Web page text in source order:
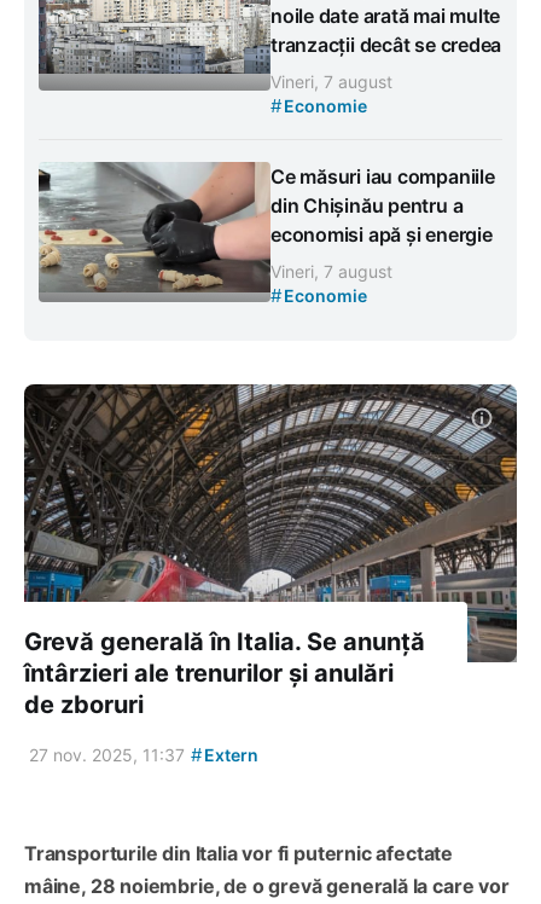
noile date arată mai multe
tranzacții decât se credea
Vineri, 7 august
#Economie
Ce măsuri iau companiile
din Chișinău pentru a
economisi apă și energie
Vineri, 7 august
#Economie
Grevă generală în Italia. Se anunță
întârzieri ale trenurilor și anulări
de zboruri
27 nov. 2025, 11:37 #Extern
Transporturile din Italia vor fi puternic afectate
mâine, 28 noiembrie, de o grevă generală la care vor